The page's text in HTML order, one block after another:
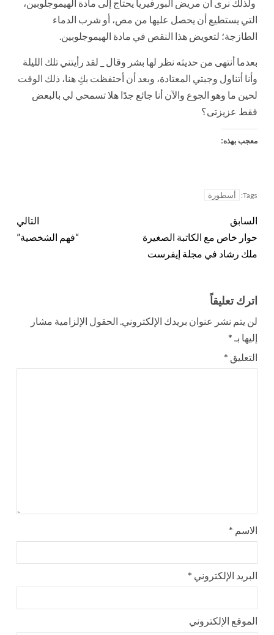
ولذلك نرى أن مريض البورفيريا يحتاج إلى مادة الهيموجلوبين،
التي يستطيع أن يحصل عليها من مص، أو شرب الدماء
الطازجة؛ لتعويض هذا النقص في مادة الهيموجلوبين.
بعدما أنتهى من حديثه نظر لها بشر وقال _ لقد رأيتني تلك الليلة
وأنا أتناول وجبتي المعتادة، وبعد أن أحتفظت بكِ هنا، ذلك الوقت
لحين ما وهو الجوع والآن أنا جائع جدًا هلا تسمحي لي بالبعض
فقط عزيزتى؟
معجب بهذه:
Tags: أسطورة
السابق
حوار خاص مع الكاتبة الصغيرة
ملك رشاد في مجلة إيفرست
التالي
“فهم الشخصية”
اترك تعليقاً
لن يتم نشر عنوان بريدك الإلكتروني. الحقول الإلزامية مشار
إليها بـ *
التعليق *
الاسم *
البريد الإلكتروني *
الموقع الإلكتروني